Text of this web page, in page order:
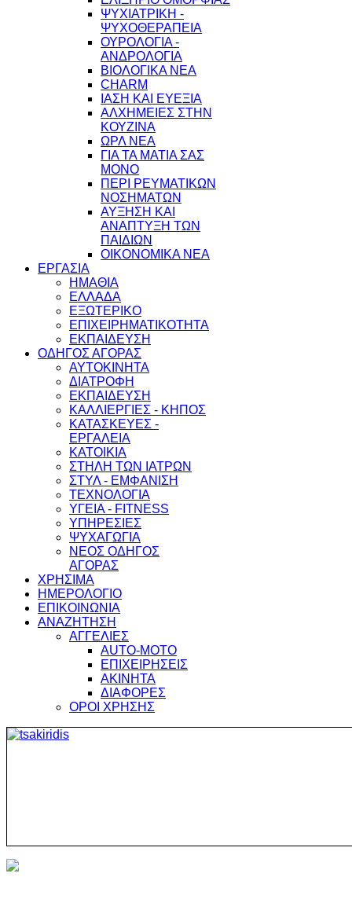
ΨΥΧΙΑΤΡΙΚΗ -
ΨΥΧΟΘΕΡΑΠΕΙΑ
ΟΥΡΟΛΟΓΙΑ -
ΑΝΔΡΟΛΟΓΙΑ
ΒΙΟΛΟΓΙΚΑ ΝΕΑ
CHARM
ΙΑΣΗ ΚΑΙ ΕΥΕΞΙΑ
ΑΛΧΗΜΕΙΕΣ ΣΤΗΝ
ΚΟΥΖΙΝΑ
ΩΡΛ ΝEA
ΓΙΑ ΤΑ ΜΑΤΙΑ ΣΑΣ
ΜΟΝΟ
ΠΕΡΙ ΡΕΥΜΑΤΙΚΩΝ
ΝΟΣΗΜΑΤΩΝ
ΑΥΞΗΣΗ ΚΑΙ
ΑΝΑΠΤΥΞΗ ΤΩΝ
ΠΑΙΔΙΩΝ
ΟΙΚΟΝΟΜΙΚΑ ΝΕΑ
ΕΡΓΑΣΙΑ
ΗΜΑΘΙΑ
ΕΛΛΑΔΑ
ΕΞΩΤΕΡΙΚΟ
ΕΠΙΧΕΙΡΗΜΑΤΙΚΟΤΗΤΑ
ΕΚΠΑΙΔΕΥΣΗ
ΟΔΗΓΟΣ ΑΓΟΡΑΣ
ΑΥΤΟΚΙΝΗΤΑ
ΔΙΑΤΡΟΦΗ
ΕΚΠΑΙΔΕΥΣΗ
ΚΑΛΛΙΕΡΓΙΕΣ - ΚΗΠΟΣ
ΚΑΤΑΣΚΕΥΕΣ -
ΕΡΓΑΛΕΙΑ
ΚΑΤΟΙΚΙΑ
ΣΤΗΛΗ ΤΩΝ ΙΑΤΡΩΝ
ΣΤΥΛ - ΕΜΦΑΝΙΣΗ
ΤΕΧΝΟΛΟΓΙΑ
ΥΓΕΙΑ - FITNESS
ΥΠΗΡΕΣΙΕΣ
ΨΥΧΑΓΩΓΙΑ
ΝΕΟΣ ΟΔΗΓΟΣ
ΑΓΟΡΑΣ
ΧΡΗΣΙΜΑ
ΗΜΕΡΟΛΟΓΙΟ
ΕΠΙΚΟΙΝΩΝΙΑ
ΑΝΑΖΗΤΗΣΗ
ΑΓΓΕΛΙΕΣ
AUTO-MOTO
ΕΠΙΧΕΙΡΗΣΕΙΣ
ΑΚΙΝΗΤΑ
ΔΙΑΦΟΡΕΣ
ΟΡΟΙ ΧΡΗΣΗΣ